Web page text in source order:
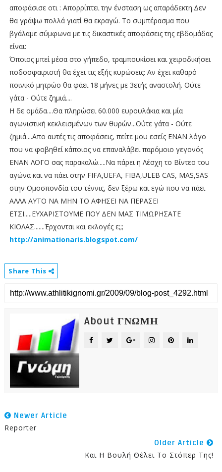
αποφάσισε οτι : Απορρίπτει την ένσταση ως απαράδεκτη.Δεν
θα γράψω πολλά γιατί θα εκραγώ. Το συμπέρασμα που
βγάλαμε σύμφωνα με τις δικαστικές αποφάσεις της εβδομάδας
είναι:
Όποιος μπεί μέσα στο γήπεδο, τραμπουκίσει και χειροδικήσει
ποδοσφαιριστή θα έχει τις εξής κυρώσεις: Αν έχει καθαρό
ποινικό μητρώο θα φάει 18 μήνες με 3ετής αναστολή. Ούτε
γάτα - Ούτε ζημιά....
Η δε ομάδα....Θα πληρώσει 60.000 ευρουλάκια και μία
αγωνιστική κεκλεισμένων των θυρών...Ούτε γάτα - Ούτε
ζημιά....Απο αυτές τις αποφάσεις, πείτε μου εσείς ΕΝΑΝ λόγο
που να φοβηθεί κάποιος να επαναλάβει παρόμοιο γεγονός
ΕΝΑΝ ΛΟΓΟ σας παρακαλώ.....Να πάρει η Λέσχη το Βίντεο του
αγώνα και να πάει στην FIFA,UEFA, FIBA,ULEB CAS, MAS,SAS
στην Ομοσπονδία του τέννις, δεν ξέρω και εγώ που να πάει
ΑΛΛΑ ΑΥΤΟ ΝΑ ΜΗΝ ΤΟ ΑΦΗΣΕΙ ΝΑ ΠΕΡΑΣΕΙ
ΕΤΣΙ.....ΕΥΧΑΡΙΣΤΟΥΜΕ ΠΟΥ ΔΕΝ ΜΑΣ ΤΙΜΩΡΗΣΑΤΕ
ΚΙΟΛΑΣ.......Έρχονται και εκλογές ε;;;
http://animationaris.blogspot.com/
Share This
About ΓΝΩΜΗ
Newer Article
Reporter
Older Article
Και Η Βουλή Θέλει Το Στόπερ Της!